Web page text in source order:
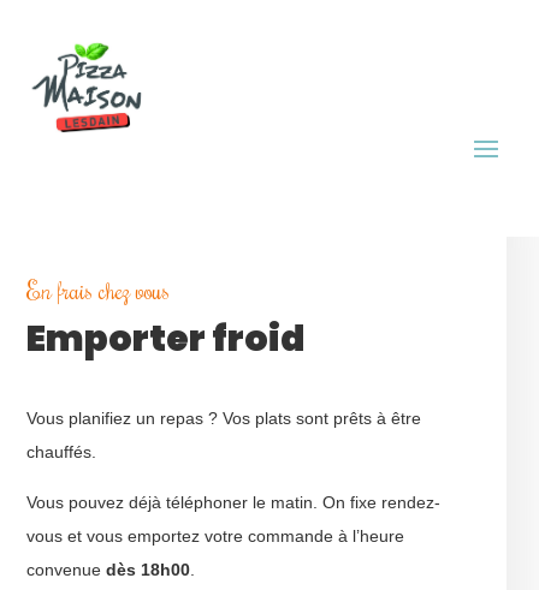
En frais chez vous
Emporter froid
Vous planifiez un repas ? Vos plats sont prêts à être
chauffés.
Vous pouvez déjà téléphoner le matin. On fixe rendez-
vous et vous emportez votre commande à l’heure
convenuedès 18h00